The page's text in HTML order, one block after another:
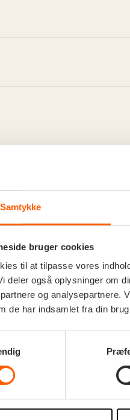
Samtykke
bruger cookies
til at tilpasse vores
deler også oplysninger om
og analysepartnere.
de har indsamlet fra din
burger?
de lange lyse sommeraftener
FREDAG
Dahlin